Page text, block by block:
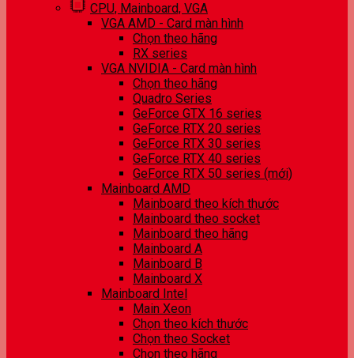
CPU, Mainboard, VGA
VGA AMD - Card màn hình
Chọn theo hãng
RX series
VGA NVIDIA - Card màn hình
Chọn theo hãng
Quadro Series
GeForce GTX 16 series
GeForce RTX 20 series
GeForce RTX 30 series
GeForce RTX 40 series
GeForce RTX 50 series (mới)
Mainboard AMD
Mainboard theo kích thước
Mainboard theo socket
Mainboard theo hãng
Mainboard A
Mainboard B
Mainboard X
Mainboard Intel
Main Xeon
Chọn theo kích thước
Chọn theo Socket
Chọn theo hãng